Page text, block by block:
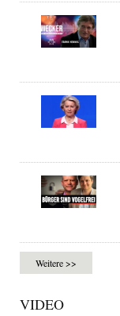
Weitere >>
VIDEO